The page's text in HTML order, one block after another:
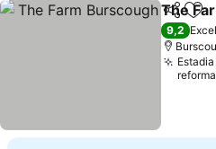
Partilhar
The
9,2